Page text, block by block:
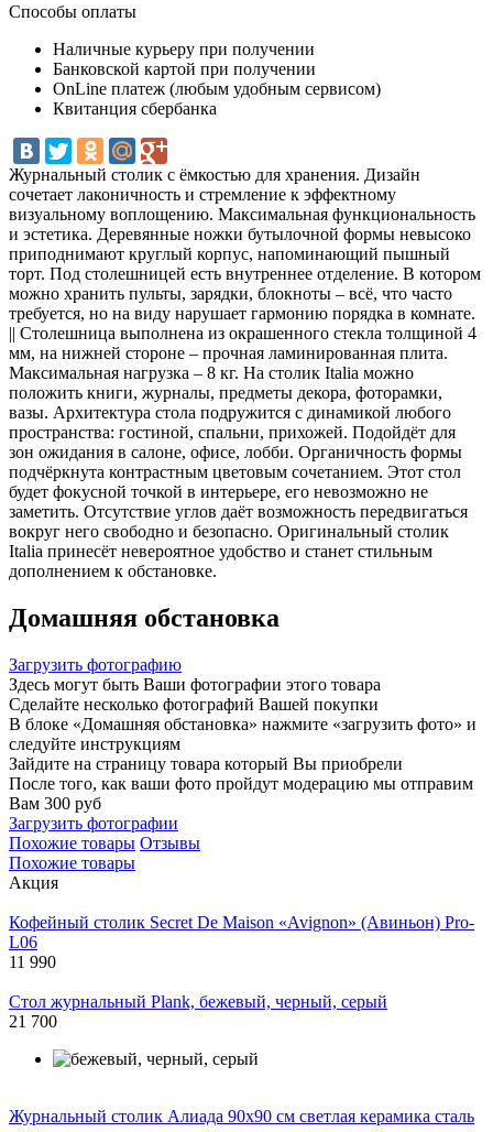
Способы оплаты
Наличные курьеру при получении
Банковской картой при получении
OnLine платеж (любым удобным сервисом)
Квитанция сбербанка
Журнальный столик с ёмкостью для хранения. Дизайн
сочетает лаконичность и стремление к эффектному
визуальному воплощению. Максимальная функциональность
и эстетика. Деревянные ножки бутылочной формы невысоко
приподнимают круглый корпус, напоминающий пышный
торт. Под столешницей есть внутреннее отделение. В котором
можно хранить пульты, зарядки, блокноты – всё, что часто
требуется, но на виду нарушает гармонию порядка в комнате.
|| Столешница выполнена из окрашенного стекла толщиной 4
мм, на нижней стороне – прочная ламинированная плита.
Максимальная нагрузка – 8 кг. На столик Italia можно
положить книги, журналы, предметы декора, фоторамки,
вазы. Архитектура стола подружится с динамикой любого
пространства: гостиной, спальни, прихожей. Подойдёт для
зон ожидания в салоне, офисе, лобби. Органичность формы
подчёркнута контрастным цветовым сочетанием. Этот стол
будет фокусной точкой в интерьере, его невозможно не
заметить. Отсутствие углов даёт возможность передвигаться
вокруг него свободно и безопасно. Оригинальный столик
Italia принесёт невероятное удобство и станет стильным
дополнением к обстановке.
Домашняя обстановка
Загрузить фотографию
Здесь могут быть Ваши фотографии этого товара
Сделайте несколько фотографий Вашей покупки
В блоке «Домашняя обстановка» нажмите «загрузить фото» и
следуйте инструкциям
Зайдите на страницу товара который Вы приобрели
После того, как ваши фото пройдут модерацию мы отправим
Вам 300 руб
Загрузить фотографии
Похожие товары Отзывы
Похожие товары
Акция
Кофейный столик Secret De Maison «Avignon» (Авиньон) Pro-
L06
11 990
Стол журнальный Plank, бежевый, черный, серый
21 700
Журнальный столик Алиада 90х90 см светлая керамика сталь